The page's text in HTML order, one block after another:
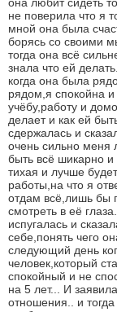
не поверила что я
мной она была
борясь со своими
тогда она всё
знала что ей
когда она была
рядом,я спокойна и
учёбу,работу и
делает и как ей
сдержалась и
очень сильно меня
быть всё шикарно
тихая и лучше
работы,на что я
отдам всё,лишь бы
смотреть в её
испугалась и
себе,понять чего
следующий день
человек,который
спокойный и не
на 5 лет... И
отношения.. и